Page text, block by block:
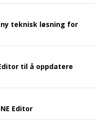
teknisk løsning for
til å oppdatere
Editor